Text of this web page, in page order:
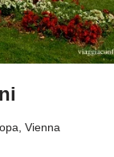
, Vienna